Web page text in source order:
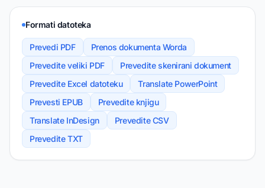
Formati datoteka
Prevedi PDF
Prenos dokumenta Worda
Prevedite veliki PDF
Prevedite skenirani dokument
Prevedite Excel datoteku
Translate PowerPoint
Prevesti EPUB
Prevedite knjigu
Translate InDesign
Prevedite CSV
Prevedite TXT